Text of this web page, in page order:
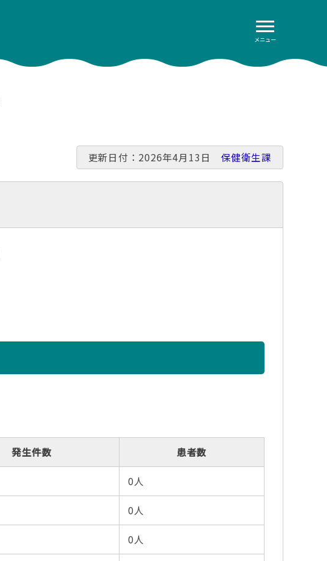
メニュー
更新日付：2026年4月13日保健衛生課
発生件数 患者数
0人
0人
0人